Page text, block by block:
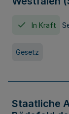
In Kraft
Gesetz
Staatliche